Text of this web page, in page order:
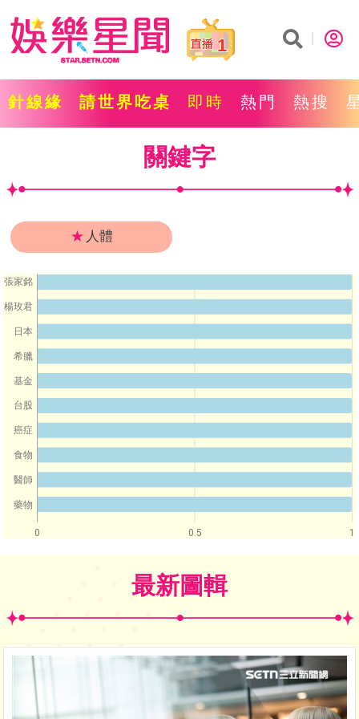
1
針線緣 請世界吃桌 即時 熱門 熱搜
關鍵字
★ 人體
0 0.5 1
張家銘
楊玫君
日本
希臘
基金
台股
癌症
食物
醫師
藥物
最新圖輯